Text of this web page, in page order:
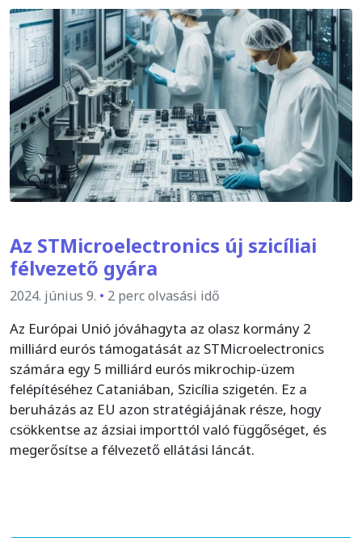
Az STMicroelectronics új szicíliai
félvezető gyára
2024. június 9. • 2 perc olvasási idő
Az Európai Unió jóváhagyta az olasz kormány 2
milliárd eurós támogatását az STMicroelectronics
számára egy 5 milliárd eurós mikrochip-üzem
felépítéséhez Cataniában, Szicília szigetén. Ez a
beruházás az EU azon stratégiájának része, hogy
csökkentse az ázsiai importtól való függőséget, és
megerősítse a félvezető ellátási láncát.